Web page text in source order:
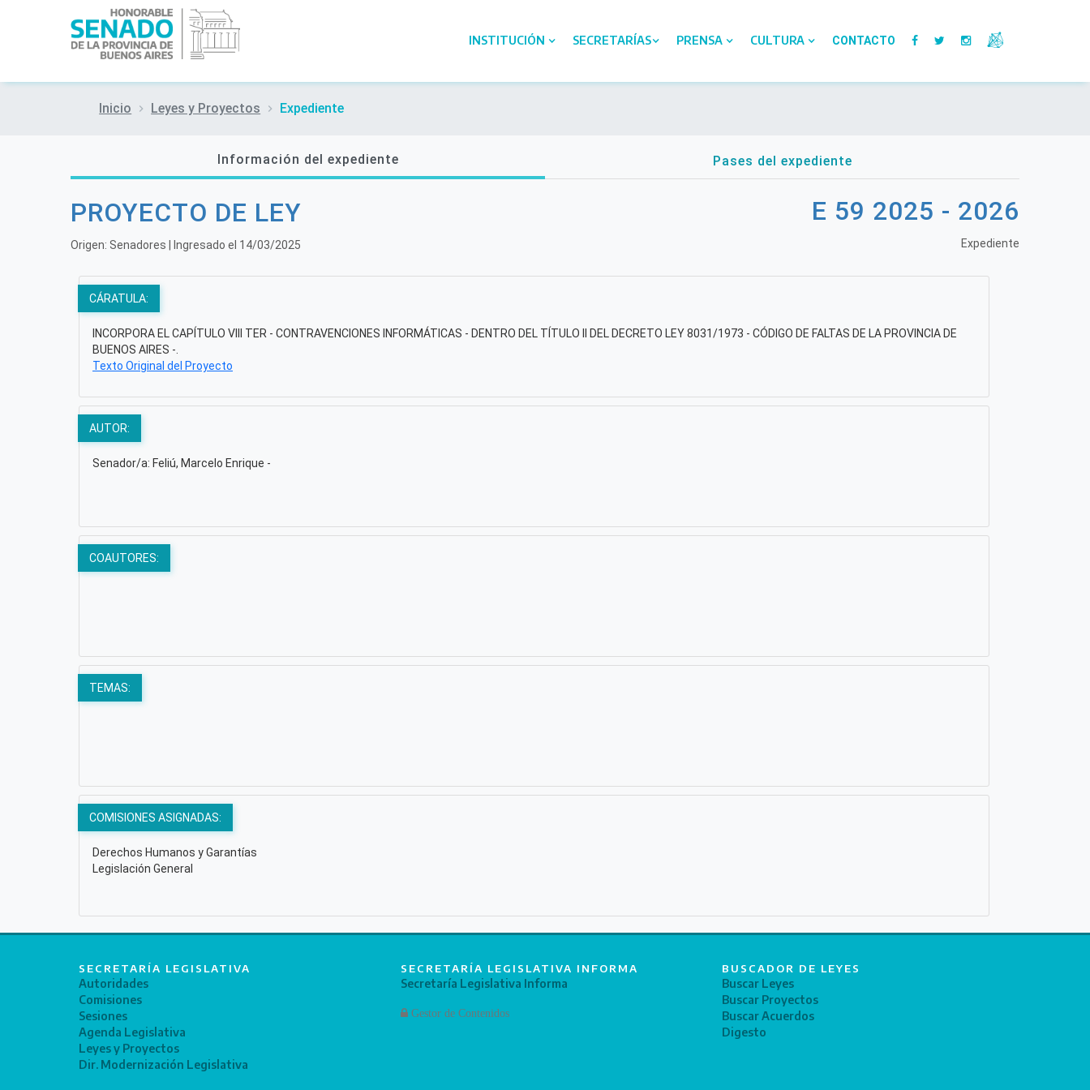
INSTITUCIÓN SECRETARÍAS PRENSA CULTURA CONTACTO
Inicio Leyes y Proyectos Expediente
Información del expediente Pases del expediente
PROYECTO DE LEY
Origen: Senadores | Ingresado el 14/03/2025
E 59 2025 - 2026
Expediente
CÁRATULA:
INCORPORA EL CAPÍTULO VIII TER - CONTRAVENCIONES INFORMÁTICAS - DENTRO DEL TÍTULO II DEL DECRETO LEY 8031/1973 - CÓDIGO DE FALTAS DE LA PROVINCIA DE
BUENOS AIRES -.
Texto Original del Proyecto
AUTOR:
Senador/a: Feliú, Marcelo Enrique -
COAUTORES:
TEMAS:
COMISIONES ASIGNADAS:
Derechos Humanos y Garantías
Legislación General
SECRETARÍA LEGISLATIVA
Autoridades
Comisiones
Sesiones
Agenda Legislativa
Leyes y Proyectos
Dir. Modernización Legislativa
SECRETARÍA LEGISLATIVA INFORMA
Secretaría Legislativa Informa
Gestor de Contenidos
BUSCADOR DE LEYES
Buscar Leyes
Buscar Proyectos
Buscar Acuerdos
Digesto